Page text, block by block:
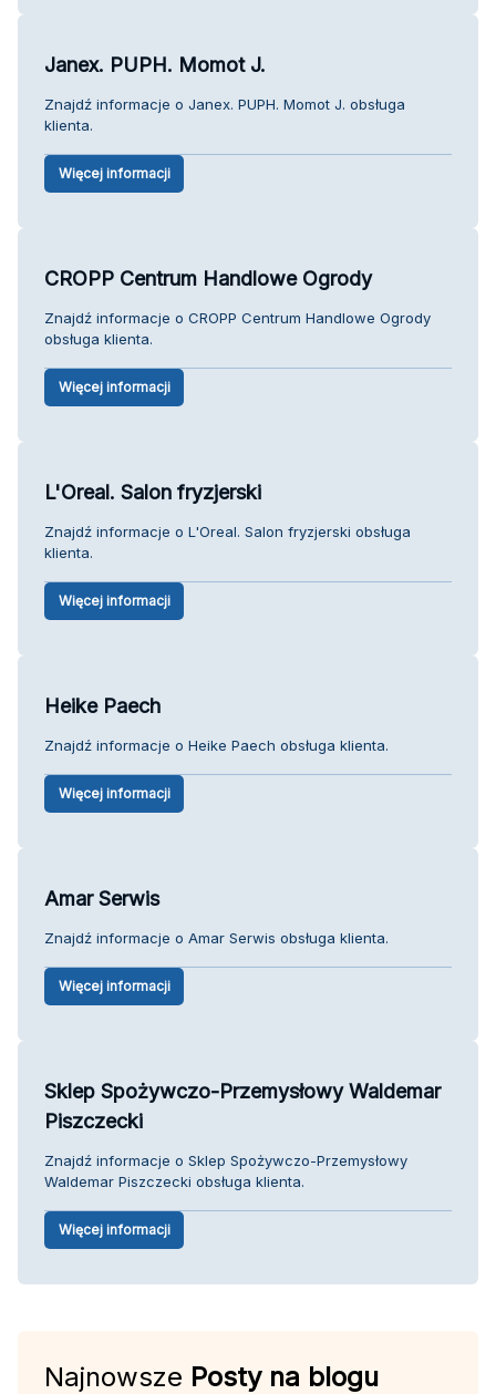
Janex. PUPH. Momot J.
Znajdź informacje o Janex. PUPH. Momot J. obsługa
klienta.
Więcej informacji
CROPP Centrum Handlowe Ogrody
Znajdź informacje o CROPP Centrum Handlowe Ogrody
obsługa klienta.
Więcej informacji
L'Oreal. Salon fryzjerski
Znajdź informacje o L'Oreal. Salon fryzjerski obsługa
klienta.
Więcej informacji
Heike Paech
Znajdź informacje o Heike Paech obsługa klienta.
Więcej informacji
Amar Serwis
Znajdź informacje o Amar Serwis obsługa klienta.
Więcej informacji
Sklep Spożywczo-Przemysłowy Waldemar
Piszczecki
Znajdź informacje o Sklep Spożywczo-Przemysłowy
Waldemar Piszczecki obsługa klienta.
Więcej informacji
Najnowsze Posty na blogu